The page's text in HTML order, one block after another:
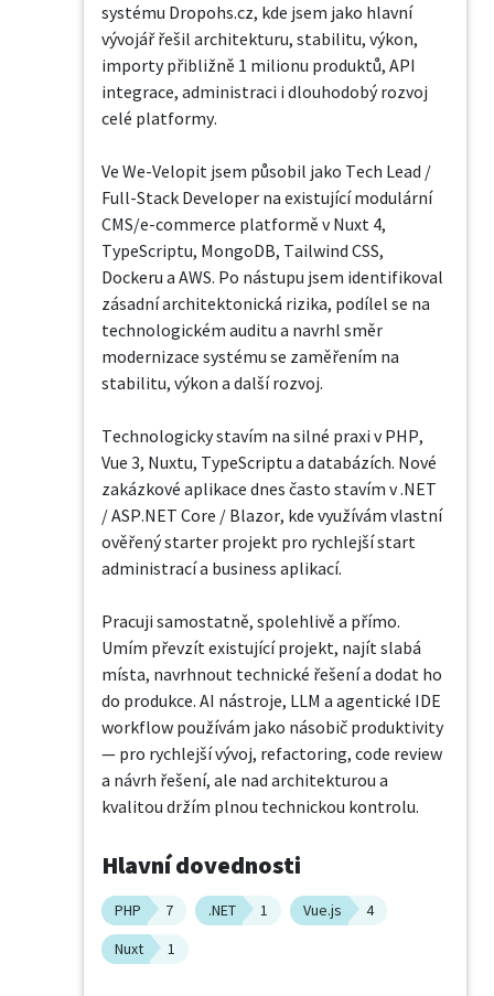
systému Dropohs.cz, kde jsem jako hlavní
vývojář řešil architekturu, stabilitu, výkon,
importy přibližně 1 milionu produktů, API
integrace, administraci i dlouhodobý rozvoj
celé platformy.
Ve We-Velopit jsem působil jako Tech Lead /
Full-Stack Developer na existující modulární
CMS/e-commerce platformě v Nuxt 4,
TypeScriptu, MongoDB, Tailwind CSS,
Dockeru a AWS. Po nástupu jsem identifikoval
zásadní architektonická rizika, podílel se na
technologickém auditu a navrhl směr
modernizace systému se zaměřením na
stabilitu, výkon a další rozvoj.
Technologicky stavím na silné praxi v PHP,
Vue 3, Nuxtu, TypeScriptu a databázích. Nové
zakázkové aplikace dnes často stavím v .NET
/ ASP.NET Core / Blazor, kde využívám vlastní
ověřený starter projekt pro rychlejší start
administrací a business aplikací.
Pracuji samostatně, spolehlivě a přímo.
Umím převzít existující projekt, najít slabá
místa, navrhnout technické řešení a dodat ho
do produkce. AI nástroje, LLM a agentické IDE
workflow používám jako násobič produktivity
— pro rychlejší vývoj, refactoring, code review
a návrh řešení, ale nad architekturou a
kvalitou držím plnou technickou kontrolu.
Hlavní dovednosti
PHP 7 .NET 1 Vue.js
4
Nuxt
1